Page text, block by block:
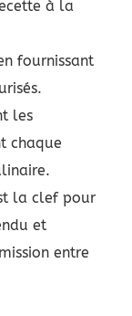
à la
fournissant
les
chaque
la clef pour
et
entre